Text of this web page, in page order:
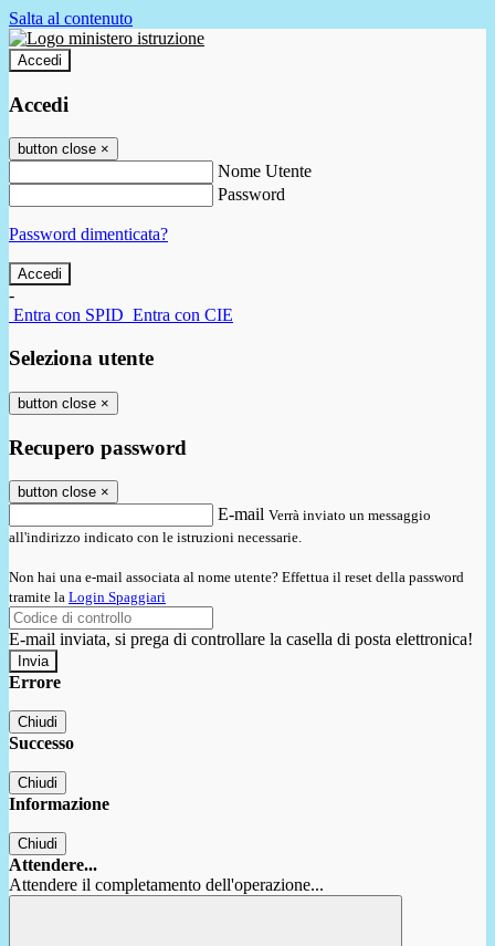
Salta al contenuto
Accedi
Accedi
button close ×
Nome Utente
Password
Password dimenticata?
-
Entra con SPID Entra con CIE
Seleziona utente
button close ×
Recupero password
button close ×
E-mail Verrà inviato un messaggio
all'indirizzo indicato con le istruzioni necessarie.
Non hai una e-mail associata al nome utente? Effettua il reset della password
tramite la Login Spaggiari
E-mail inviata, si prega di controllare la casella di posta elettronica!
Errore
Chiudi
Successo
Chiudi
Informazione
Chiudi
Attendere...
Attendere il completamento dell'operazione...